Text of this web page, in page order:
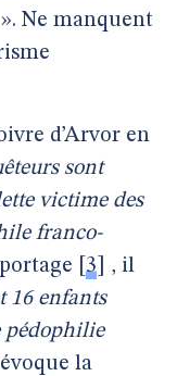
». Ne manquent
d’Arvor en
sont
victime des
franco-
3
, il
16 enfants
pédophilie
la